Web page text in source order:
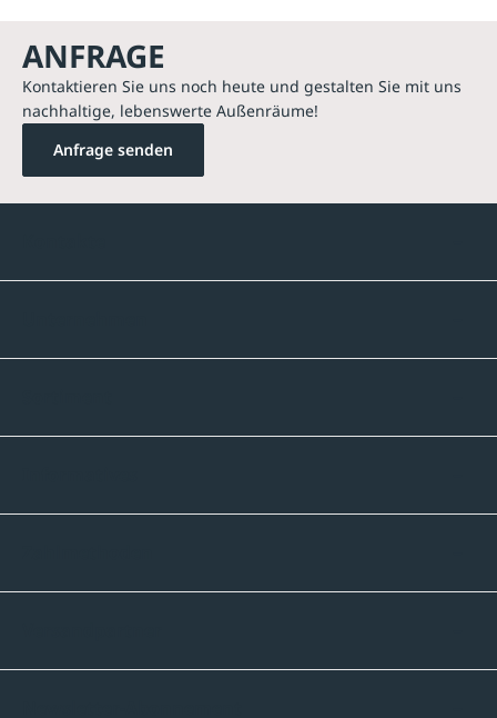
ANFRAGE
Kontaktieren Sie uns noch heute und gestalten Sie mit uns
nachhaltige, lebenswerte Außenräume!
Anfrage senden